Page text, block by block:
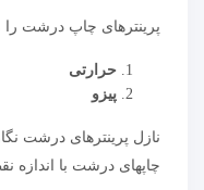
پرینترهای چاپ درشت را
حرارتی
پیزو
نازل پرینترهای درشت
چاپهای درشت با اندازه